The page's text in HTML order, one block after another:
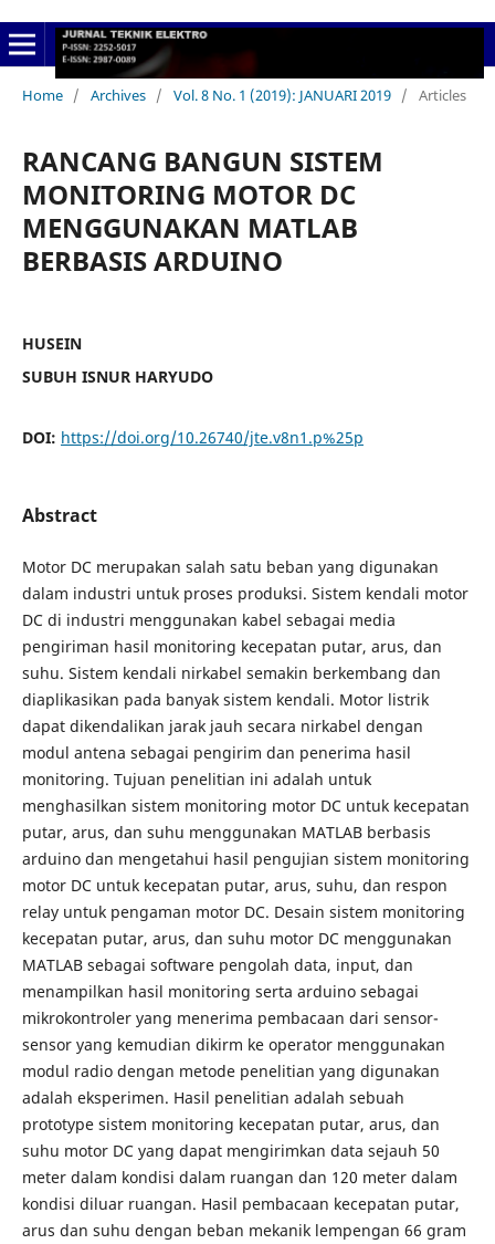
Home / Archives / Vol. 8 No. 1 (2019): JANUARI 2019 / Articles
RANCANG BANGUN SISTEM
MONITORING MOTOR DC
MENGGUNAKAN MATLAB
BERBASIS ARDUINO
HUSEIN
SUBUH ISNUR HARYUDO
DOI: https://doi.org/10.26740/jte.v8n1.p%25p
Abstract
Motor DC merupakan salah satu beban yang digunakan
dalam industri untuk proses produksi. Sistem kendali motor
DC di industri menggunakan kabel sebagai media
pengiriman hasil monitoring kecepatan putar, arus, dan
suhu. Sistem kendali nirkabel semakin berkembang dan
diaplikasikan pada banyak sistem kendali. Motor listrik
dapat dikendalikan jarak jauh secara nirkabel dengan
modul antena sebagai pengirim dan penerima hasil
monitoring. Tujuan penelitian ini adalah untuk
menghasilkan sistem monitoring motor DC untuk kecepatan
putar, arus, dan suhu menggunakan MATLAB berbasis
arduino dan mengetahui hasil pengujian sistem monitoring
motor DC untuk kecepatan putar, arus, suhu, dan respon
relay untuk pengaman motor DC. Desain sistem monitoring
kecepatan putar, arus, dan suhu motor DC menggunakan
MATLAB sebagai software pengolah data, input, dan
menampilkan hasil monitoring serta arduino sebagai
mikrokontroler yang menerima pembacaan dari sensor-
sensor yang kemudian dikirm ke operator menggunakan
modul radio dengan metode penelitian yang digunakan
adalah eksperimen. Hasil penelitian adalah sebuah
prototype sistem monitoring kecepatan putar, arus, dan
suhu motor DC yang dapat mengirimkan data sejauh 50
meter dalam kondisi dalam ruangan dan 120 meter dalam
kondisi diluar ruangan. Hasil pembacaan kecepatan putar,
arus dan suhu dengan beban mekanik lempengan 66 gram